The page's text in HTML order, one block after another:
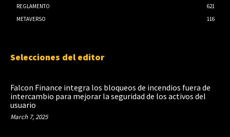
REGLAMENTO
621
METAVERSO
116
Selecciones del editor
Falcon Finance integra los bloqueos de incendios fuera de
intercambio para mejorar la seguridad de los activos del
usuario
March 7, 2025